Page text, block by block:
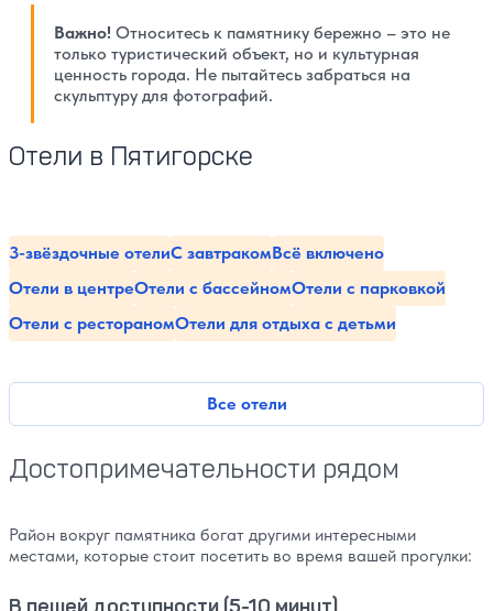
Важно! Относитесь к памятнику бережно – это не
только туристический объект, но и культурная
ценность города. Не пытайтесь забраться на
скульптуру для фотографий.
Отели в Пятигорске
Все отели
3-звёздочные отелиС завтракомВсё включено
Отели в центреОтели с бассейномОтели с парковкой
Отели с рестораномОтели для отдыха с детьми
Достопримечательности рядом
Район вокруг памятника богат другими интересными
местами, которые стоит посетить во время вашей прогулки: